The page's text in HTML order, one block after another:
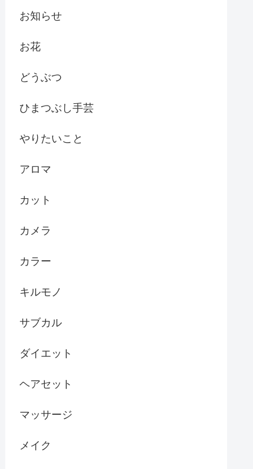
お知らせ
お花
どうぶつ
ひまつぶし手芸
やりたいこと
アロマ
カット
カメラ
カラー
キルモノ
サブカル
ダイエット
ヘアセット
マッサージ
メイク